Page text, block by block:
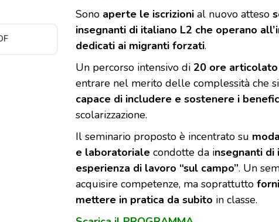
Sono aperte le iscrizionial nuovo atteso
insegnanti di italiano L2 che operano
dedicati ai migranti forzati.
Un percorso intensivo di 20 ore
entrare nel merito delle complessità che
capace di includere e sostenere i
scolarizzazione.
Il seminario proposto è incentrato su
e laboratoriale condotte da insegnanti di
esperienza di lavoro “sul campo”. Un
acquisire competenze, ma soprattutto
mettere in pratica da subito in classe.